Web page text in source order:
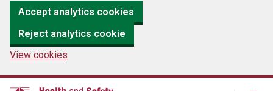
Accept analytics cookies
Reject analytics cookie
View cookies